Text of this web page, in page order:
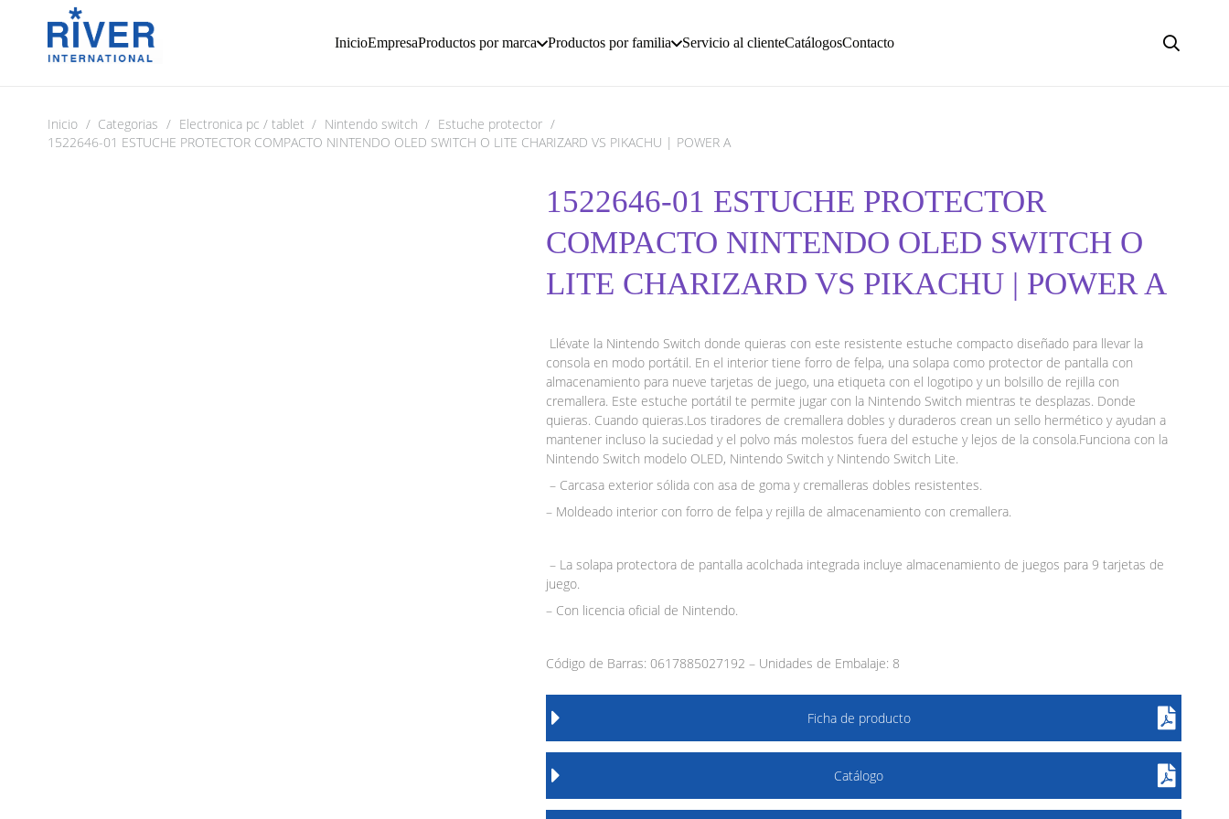
InicioEmpresaProductos por marca Productos por familia Servicio al clienteCatálogosContacto
Inicio / Categorias / Electronica pc / tablet / Nintendo switch / Estuche protector /
1522646-01 ESTUCHE PROTECTOR COMPACTO NINTENDO OLED SWITCH O LITE CHARIZARD VS PIKACHU | POWER A
1522646-01 ESTUCHE PROTECTOR
COMPACTO NINTENDO OLED SWITCH O
LITE CHARIZARD VS PIKACHU | POWER A
Llévate la Nintendo Switch donde quieras con este resistente estuche compacto diseñado para llevar la
consola en modo portátil. En el interior tiene forro de felpa, una solapa como protector de pantalla con
almacenamiento para nueve tarjetas de juego, una etiqueta con el logotipo y un bolsillo de rejilla con
cremallera. Este estuche portátil te permite jugar con la Nintendo Switch mientras te desplazas. Donde
quieras. Cuando quieras.Los tiradores de cremallera dobles y duraderos crean un sello hermético y ayudan a
mantener incluso la suciedad y el polvo más molestos fuera del estuche y lejos de la consola.Funciona con la
Nintendo Switch modelo OLED, Nintendo Switch y Nintendo Switch Lite.
– Carcasa exterior sólida con asa de goma y cremalleras dobles resistentes.
– Moldeado interior con forro de felpa y rejilla de almacenamiento con cremallera.
– La solapa protectora de pantalla acolchada integrada incluye almacenamiento de juegos para 9 tarjetas de
juego.
– Con licencia oficial de Nintendo.
Código de Barras: 0617885027192 – Unidades de Embalaje: 8
Ficha de producto
Catálogo